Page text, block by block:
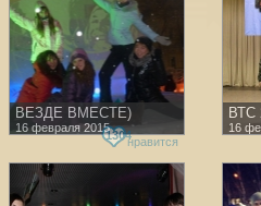
ВЕЗДЕ ВМЕСТЕ)
16 февраля 2015
1304нравится
ВТС
16